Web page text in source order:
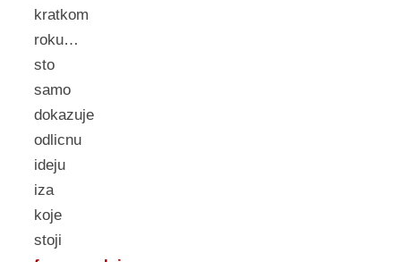
kratkom
roku…
sto
samo
dokazuje
odlicnu
ideju
iza
koje
stoji